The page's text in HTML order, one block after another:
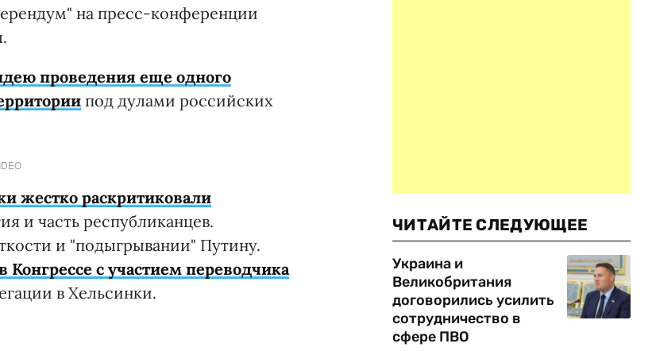
на пресс-конференции
проведения еще одного
под дулами российских
жестко раскритиковали
и часть республиканцев.
и "подыгрывании" Путину.
Конгрессе с участием переводчика
в Хельсинки.
ЧИТАЙТЕ СЛЕДУЮЩЕЕ
Украина и
Великобритания
договорились усилить
сотрудничество в
сфере ПВО